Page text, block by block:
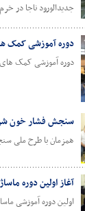
جدیدالورود ناجا در
دوره آموزشی کمک
دوره آموزشی کمک های
سنجش فشار خون
همزمان با طرح ملی
آغاز اولین دوره
اولین دوره آموزشی